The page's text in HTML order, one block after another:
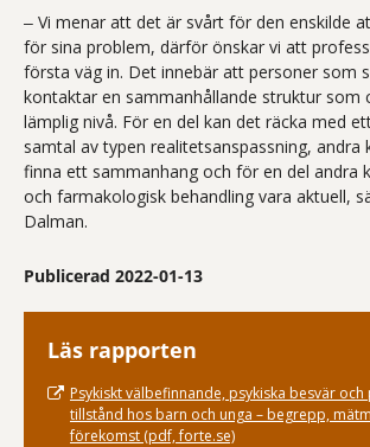
‒ Vi menar att det är svårt för den enskilde
för sina problem, därför önskar vi att
första väg in. Det innebär att personer som
kontaktar en sammanhållande struktur som
lämplig nivå. För en del kan det räcka med
samtal av typen realitetsanspassning, andra
finna ett sammanhang och för en del andra
och farmakologisk behandling vara aktuell,
Dalman.
Publicerad 2022-01-13
Läs rapporten
Psykiskt välbefinnande, psykiska besvär och
tillstånd hos barn och unga – begrepp,
förekomst (pdf, forte.se)